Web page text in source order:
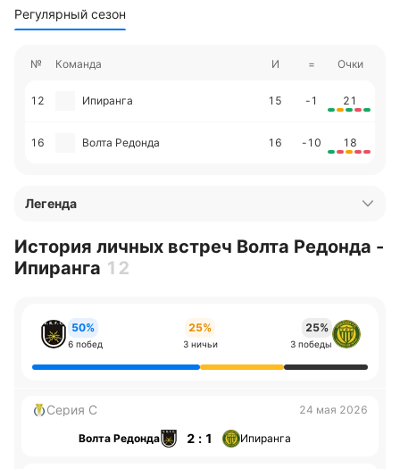
Регулярный сезон
№ Команда И = Очки
12 Ипиранга 15 -1 21
16 Волта Редонда 16 -10 18
Легенда
История личных встреч Волта Редонда -
Ипиранга 12
50%
6 побед
25%
3 ничьи
25%
3 победы
Серия С 24 мая 2026
Волта Редонда 2 : 1 Ипиранга